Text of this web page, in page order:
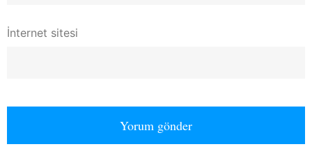
İnternet sitesi